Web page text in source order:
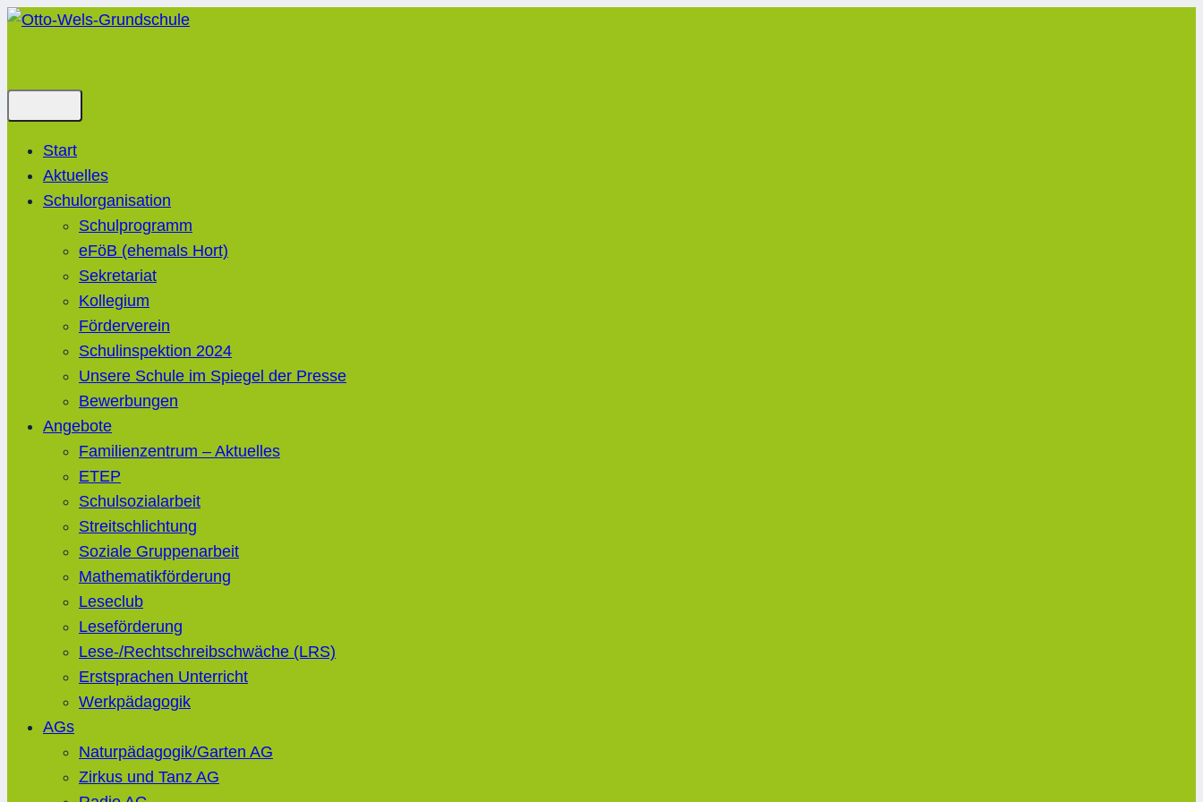
Zum
Start
Aktuelles
Schulorganisation
Schulprogramm
eFöB (ehemals Hort)
Sekretariat
Kollegium
Förderverein
Schulinspektion 2024
Unsere Schule im Spiegel der Presse
Bewerbungen
Angebote
Familienzentrum – Aktuelles
ETEP
Schulsozialarbeit
Streitschlichtung
Soziale Gruppenarbeit
Mathematikförderung
Leseclub
Leseförderung
Lese-/Rechtschreibschwäche (LRS)
Erstsprachen Unterricht
Werkpädagogik
AGs
Naturpädagogik/Garten AG
Zirkus und Tanz AG